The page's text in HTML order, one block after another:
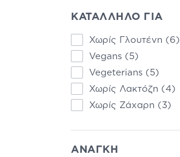
ΚΑΤΑΛΛΗΛΟ ΓΙΑ
Χωρίς Γλουτένη (6)
Vegans (5)
Vegeterians (5)
Χωρίς Λακτόζη (4)
Χωρίς Ζάχαρη (3)
ΑΝΑΓΚΗ